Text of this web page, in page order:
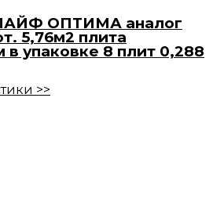
ОПТИМА аналог
5,76м2 плита
в упаковке 8 плит 0,288
>>